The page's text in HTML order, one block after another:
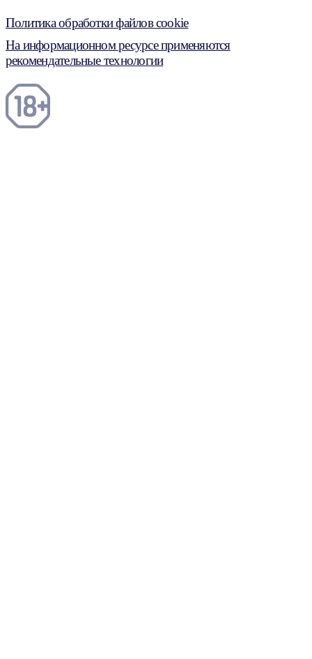
Политика обработки файлов cookie
На информационном ресурсе применяются
рекомендательные технологии